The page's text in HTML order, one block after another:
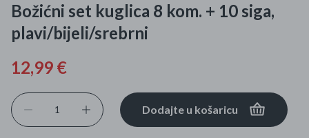
Ograničena cijena
Božićni set kuglica 8 kom. + 10 siga,
plavi/bijeli/srebrni
12,99 €
Dodajte u košaricu